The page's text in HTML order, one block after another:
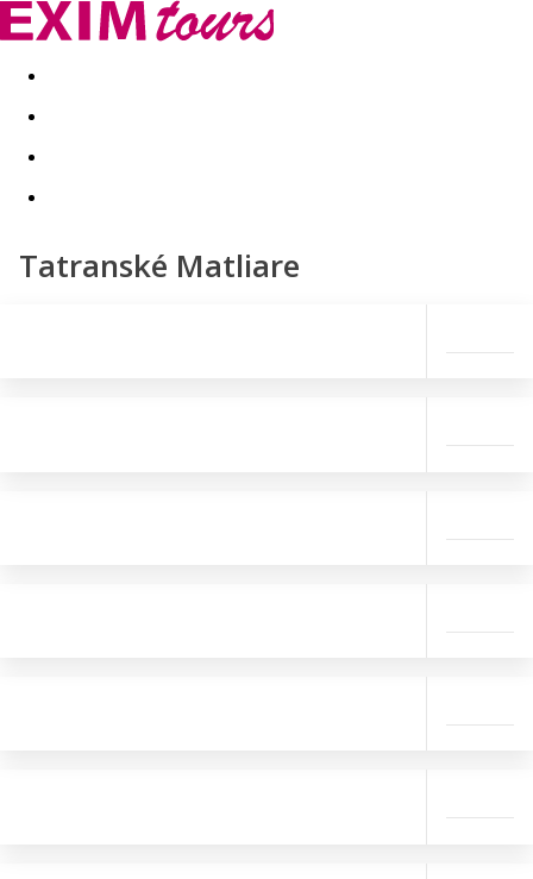
Akční nabídky Last minute
Tatranské Matliare